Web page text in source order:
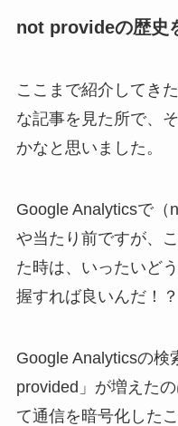
not provideの歴史
ここまで紹介してき
な記事を見た所で、
かなと思いました。
Google Analyticsで（
や当たり前ですが、
た時は、いったいど
握すれば良いんだ！
Google Analyticsの検
provided」が増えた
て通信を暗号化した